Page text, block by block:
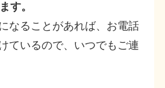
す。
なることがあれば、お電話
ているので、いつでもご連